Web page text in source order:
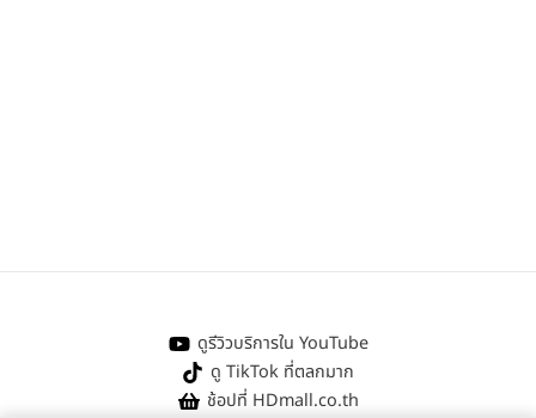
ดูรีวิวบริการใน YouTube
ดู TikTok ที่ตลกมาก
ช้อปที่ HDmall.co.th